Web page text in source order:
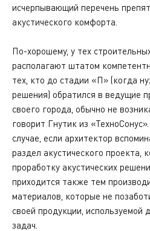
исчерпывающий перечень
акустического комфорта.
По-хорошему, у тех
располагают штатом
тех, кто до стадии «П» (когда
решения) обратился в ведущие
своего города, обычно не
говорит Гнутик из
случае, если архитектор
раздел акустического проекта,
проработку акустических
приходится также тем
материалов, которые не
своей продукции, используемой
задач.